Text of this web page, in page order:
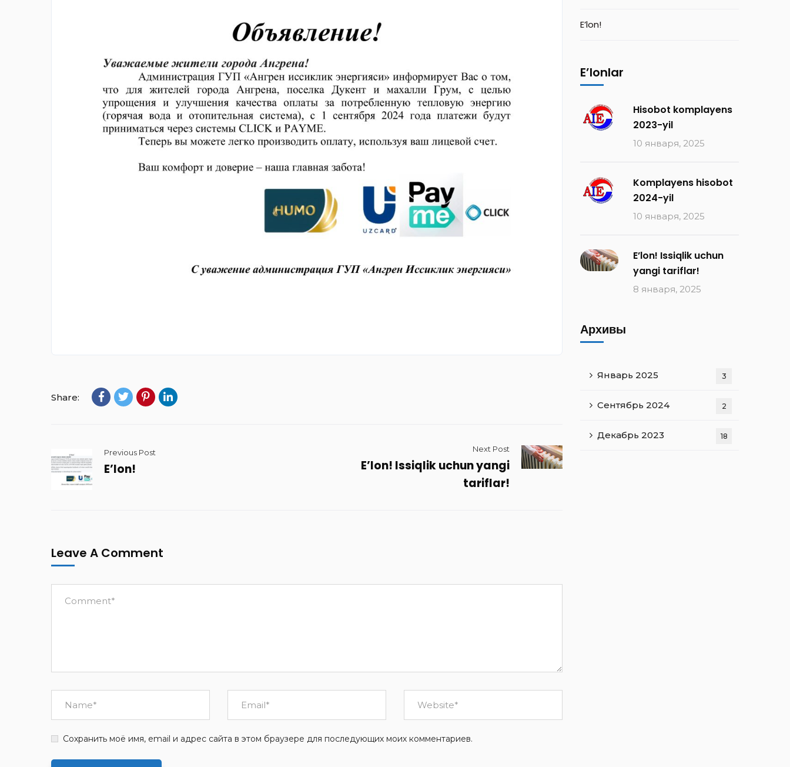
Share:
Previous Post
E’lon!
Next Post
E’lon! Issiqlik uchun yangi
tariflar!
Leave A Comment
Сохранить моё имя, email и адрес сайта в этом браузере для последующих моих комментариев.
E’lon!
E’lonlar
Hisobot komplayens
2023-yil
10 января, 2025
Komplayens hisobot
2024-yil
10 января, 2025
E’lon! Issiqlik uchun
yangi tariflar!
8 января, 2025
Архивы
Январь 2025 3
Сентябрь 2024 2
Декабрь 2023 18